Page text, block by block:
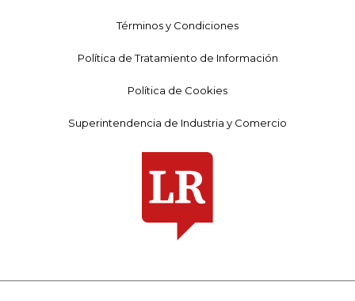
Términos y Condiciones
Política de Tratamiento de Información
Política de Cookies
Superintendencia de Industria y Comercio